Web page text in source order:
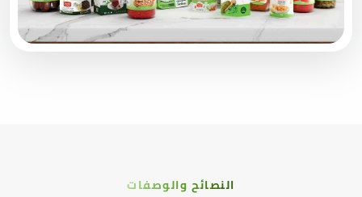
النصائح والوصفات